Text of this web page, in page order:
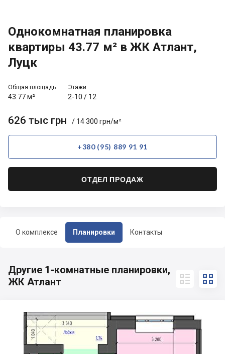
О комплексе Планировки Контакты
Однокомнатная планировка
квартиры 43.77 м² в ЖК Атлант,
Луцк
Общая площадь
43.77 м²
Этажи
2-10 / 12
626 тыс грн / 14 300 грн/м²
+380 (95) 889 91 91
ОТДЕЛ ПРОДАЖ
Другие 1-комнатные планировки,
ЖК Атлант
 